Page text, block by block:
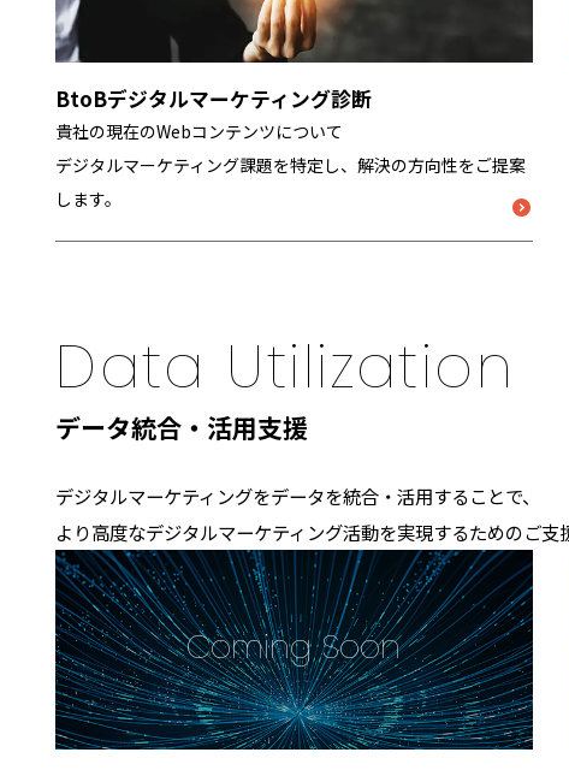
BtoBデジタルマーケティング診断
貴社の現在のWebコンテンツについて
デジタルマーケティング課題を特定し、解決の方向性をご提案
します。
Data Utilization
データ統合・活用支援
デジタルマーケティングをデータを統合・活用することで、
より高度なデジタルマーケティング活動を実現するためのご支